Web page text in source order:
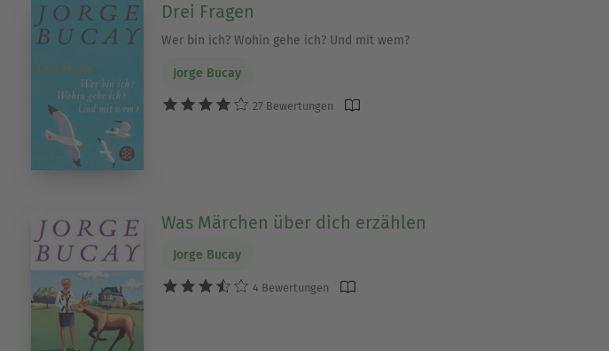
Drei Fragen
Wer bin ich? Wohin gehe ich? Und mit wem?
Jorge Bucay
27 Bewertungen
Was Märchen über dich erzählen
Jorge Bucay
4 Bewertungen